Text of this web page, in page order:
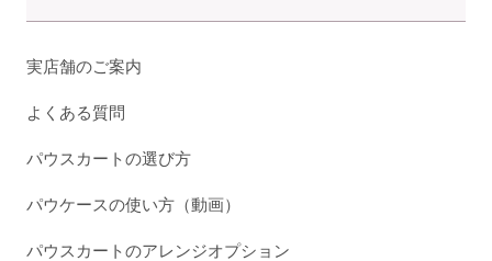
実店舗のご案内
よくある質問
パウスカートの選び方
パウケースの使い方（動画）
パウスカートのアレンジオプション